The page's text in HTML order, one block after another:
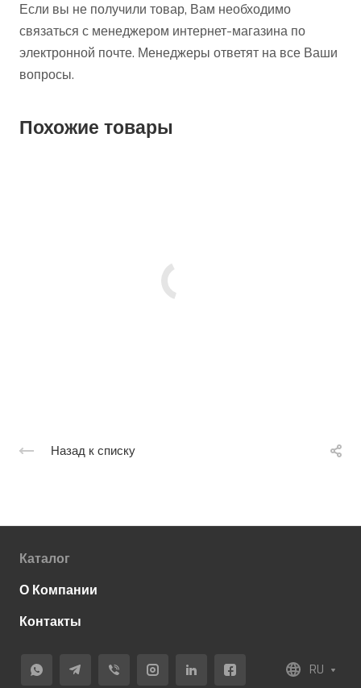
Если вы не получили товар, Вам необходимо
связаться с менеджером интернет-магазина по
электронной почте. Менеджеры ответят на все Ваши
вопросы.
Похожие товары
Назад к списку
Каталог
О Компании
Контакты
RU